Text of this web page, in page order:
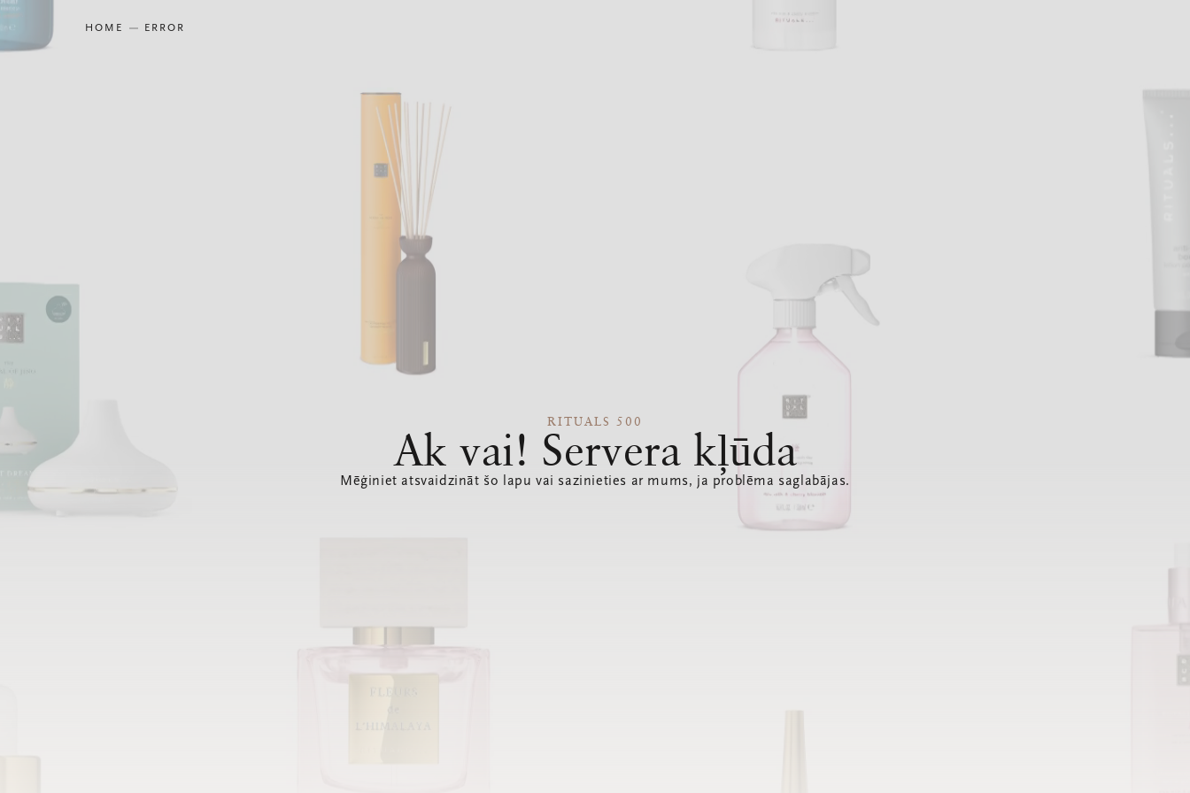
HOME ERROR
RITUALS 500
Ak vai! Servera kļūda
Mēģiniet atsvaidzināt šo lapu vai sazinieties ar mums, ja problēma saglabājas.